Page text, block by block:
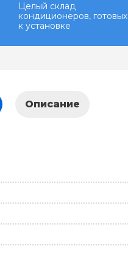
Целый склад
кондиционеров, готовых
к установке
Описание